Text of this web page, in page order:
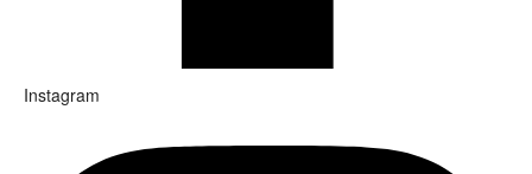
Instagram